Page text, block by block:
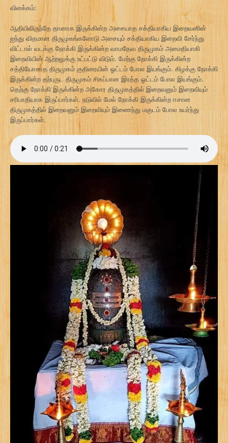
விளக்கம்:
ஆதியிலிருந்தே தானாக இருக்கின்ற அசையாத சக்தியாகிய இறைவனின்
ஐந்து விதமான திருமுகங்களோடு அசையும் சக்தியாகிய இறைவி சேர்ந்து
விட்டால் வடக்கு நோக்கி இருக்கின்ற வாமதேவ திருமுகம் அமைதியாகி
இறைவியின் ஆற்றலுக்கு உட்பட்டு விடும். மேற்கு நோக்கி இருக்கின்ற
சத்தியோசாத திருமுகம் குதிரையின் ஓட்டம் போல இயங்கும். கிழக்கு நோக்கி
இருக்கின்ற தற்புருட திருமுகம் சிகப்பான இரத்த ஓட்டம் போல இயங்கும்.
தெற்கு நோக்கி இருக்கின்ற அகோர திருமுகத்தில் இறைவனும் இறைவியும்
சரிபாதியாக இருப்பார்கள். நடுவில் மேல் நோக்கி இருக்கின்ற ஈசான
திருமுகத்தில் இறைவனும் இறைவியும் இணைந்து மகுடம் போல உயர்ந்து
இருப்பார்கள்.